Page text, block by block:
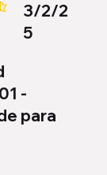
promedio es 4.5
3/2/2
5
-
para